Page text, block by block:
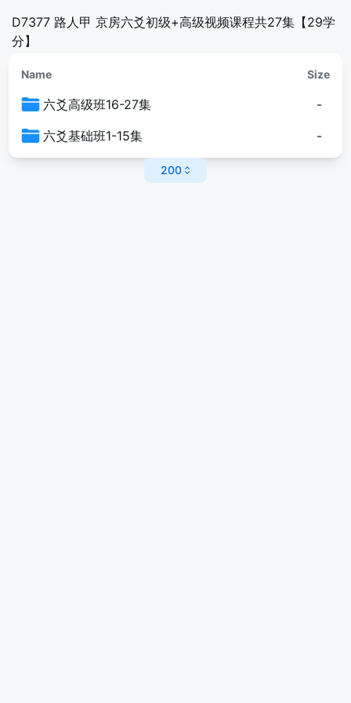
D7377 路人甲 京房六爻初级+高级视频课程共27集【29学
分】
Name Size
六爻高级班16-27集
-
六爻基础班1-15集
-
200